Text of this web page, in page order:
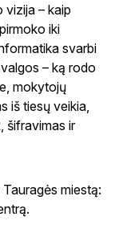
vizija – kaip
iki
svarbi
– ką rodo
mokytojų
iš tiesų veikia,
šifravimas ir
miestą: